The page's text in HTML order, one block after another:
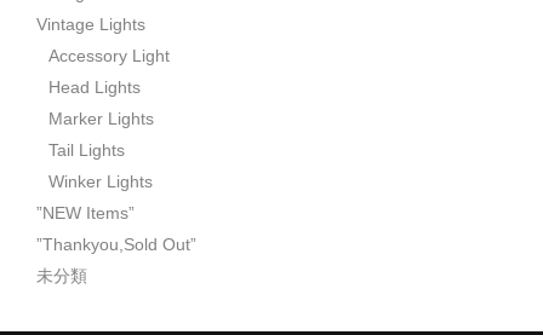
Vintage Lights
Accessory Light
Head Lights
Marker Lights
Tail Lights
Winker Lights
”NEW Items”
”Thankyou,Sold Out”
未分類